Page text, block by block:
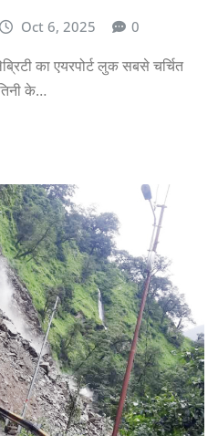
Oct 6, 2025 0
का एयरपोर्ट लुक सबसे चर्चित
के…